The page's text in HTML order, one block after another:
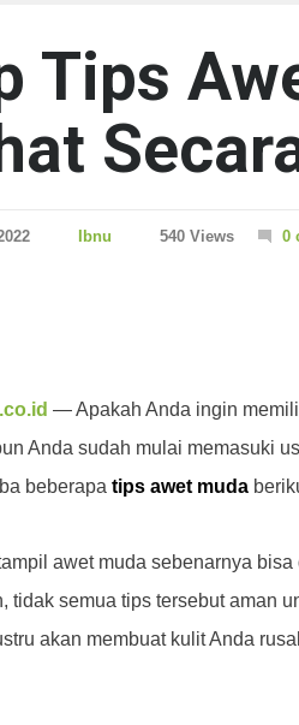
Tips
Ibnu 540 Views 0
— Apakah Anda ingin
Anda sudah mulai memasuki
beberapa tips awet muda
awet muda sebenarnya
tidak semua tips tersebut aman
akan membuat kulit Anda